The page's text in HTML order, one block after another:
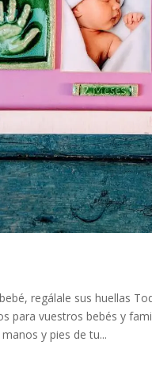
regálale sus huellas
para vuestros bebés y
y pies de tu...